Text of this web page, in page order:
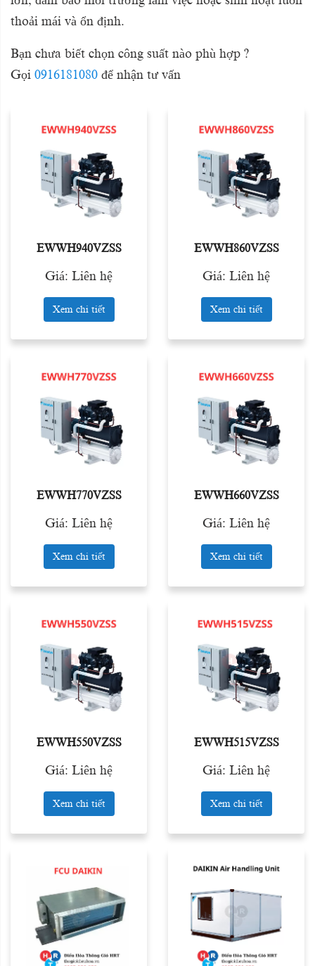
thoải mái và ổn định.
Bạn chưa biết chọn công suất nào phù hợp ?
Gọi 0916181080 để nhận tư vấn
EWWH940VZSS
Giá: Liên hệ
Xem chi tiết
EWWH860VZSS
Giá: Liên hệ
Xem chi tiết
EWWH770VZSS
Giá: Liên hệ
Xem chi tiết
EWWH660VZSS
Giá: Liên hệ
Xem chi tiết
EWWH550VZSS
Giá: Liên hệ
Xem chi tiết
EWWH515VZSS
Giá: Liên hệ
Xem chi tiết